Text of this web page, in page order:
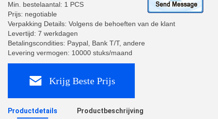
Min. bestelaantal: 1 PCS
Prijs: negotiable
Verpakking Details: Volgens de behoeften van de klant
Levertijd: 7 werkdagen
Betalingscondities: Paypal, Bank T/T, andere
Levering vermogen: 10000 stuks/maand
Krijg Beste Prijs
Productdetails Productbeschrijving